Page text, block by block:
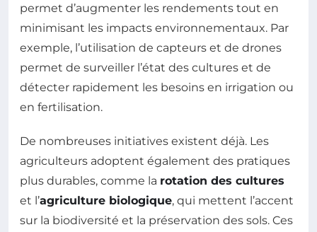
permet d’augmenter les rendements tout en
minimisant les impacts environnementaux. Par
exemple, l’utilisation de capteurs et de drones
permet de surveiller l’état des cultures et de
détecter rapidement les besoins en irrigation ou
en fertilisation.
De nombreuses initiatives existent déjà. Les
agriculteurs adoptent également des pratiques
plus durables, comme la rotation des cultures
et l’agriculture biologique, qui mettent l’accent
sur la biodiversité et la préservation des sols. Ces